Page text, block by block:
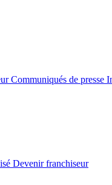
Communiqués de presse
Devenir franchiseur